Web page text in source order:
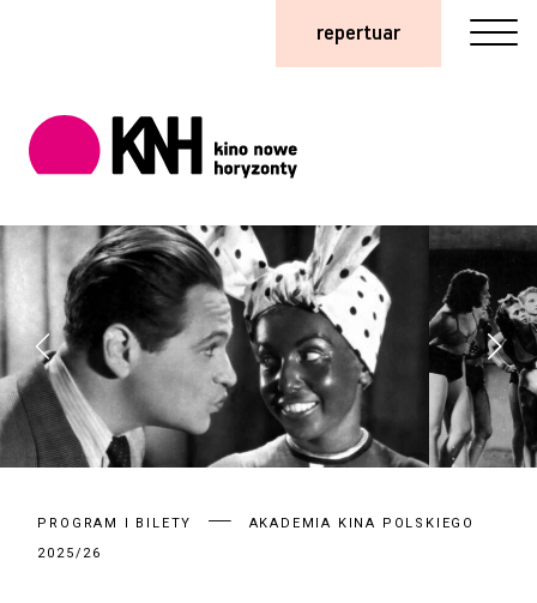
repertuar
PROGRAM I BILETY
AKADEMIA KINA POLSKIEGO
2025/26